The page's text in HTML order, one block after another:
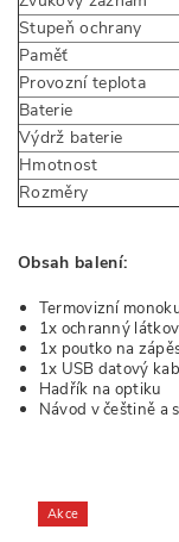
Stupeň ochrany
Paměť
Provozní teplota
Baterie
Výdrž baterie
Hmotnost
Rozměry
Obsah balení:
Termovizní
1x ochranný
1x poutko na
1x USB datový
Hadřík na optiku
Návod v češtině a
Akce